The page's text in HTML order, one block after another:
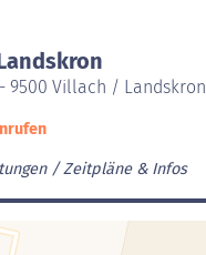
9500 Villach / Landskron
Zeitpläne & Infos